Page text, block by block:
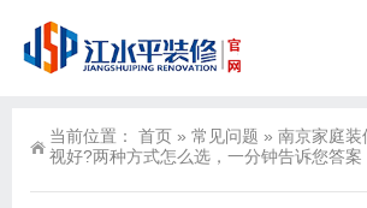
当前位置： 首页 » 常见问题 » 南京家庭装
视好?两种方式怎么选，一分钟告诉您答案